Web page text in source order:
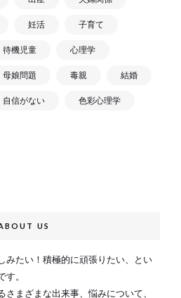
妊活 子育て
待機児童 心理学
母娘問題 毒親 結婚
自信がない 色彩心理学
US
みたい！積極的に頑張りたい、とい
。
まざまな出来事、悩みについて、